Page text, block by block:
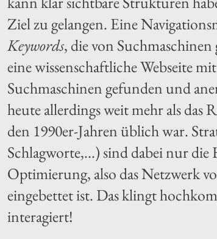
Ziel zu gelangen. Eine
Keywords, die von
eine wissenschaftliche Webseite
Suchmaschinen gefunden und
heute allerdings weit mehr als das
den 1990er-Jahren üblich war.
Schlagworte,...) sind dabei nur die
Optimierung, also das Netzwerk
eingebettet ist. Das klingt
interagiert!